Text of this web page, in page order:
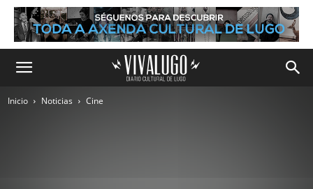
Inicio Noticias Cine